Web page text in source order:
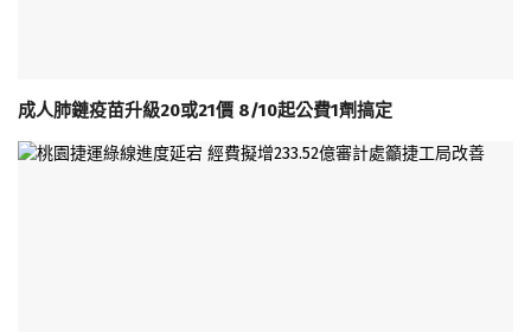
成人肺鏈疫苗升級20或21價 8/10起公費1劑搞定